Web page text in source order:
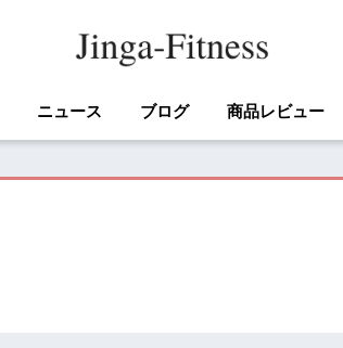
ニュース ブログ 商品レビュー